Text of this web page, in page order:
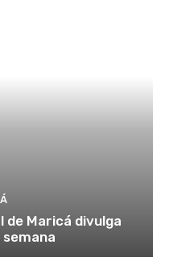
de Maricá divulga